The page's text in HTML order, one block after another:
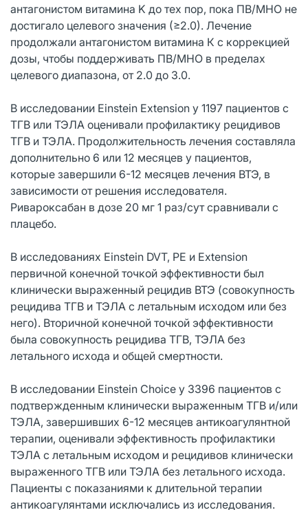
антагонистом витамина K до тех пор, пока ПВ/МНО не
достигало целевого значения (≥2.0). Лечение
продолжали антагонистом витамина К с коррекцией
дозы, чтобы поддерживать ПВ/МНО в пределах
целевого диапазона, от 2.0 до 3.0.
В исследовании Einstein Extension у 1197 пациентов с
ТГВ или ТЭЛА оценивали профилактику рецидивов
ТГВ и ТЭЛА. Продолжительность лечения составляла
дополнительно 6 или 12 месяцев у пациентов,
которые завершили 6-12 месяцев лечения ВТЭ, в
зависимости от решения исследователя.
Ривароксабан в дозе 20 мг 1 раз/сут сравнивали с
плацебо.
В исследованиях Einstein DVT, PE и Extension
первичной конечной точкой эффективности был
клинически выраженный рецидив ВТЭ (совокупность
рецидива ТГВ и ТЭЛА с летальным исходом или без
него). Вторичной конечной точкой эффективности
была совокупность рецидива ТГВ, ТЭЛА без
летального исхода и общей смертности.
В исследовании Einstein Choice у 3396 пациентов с
подтвержденным клинически выраженным ТГВ и/или
ТЭЛА, завершивших 6-12 месяцев антикоагулянтной
терапии, оценивали эффективность профилактики
ТЭЛА с летальным исходом и рецидивов клинически
выраженного ТГВ или ТЭЛА без летального исхода.
Пациенты с показаниями к длительной терапии
антикоагулянтами исключались из исследования.